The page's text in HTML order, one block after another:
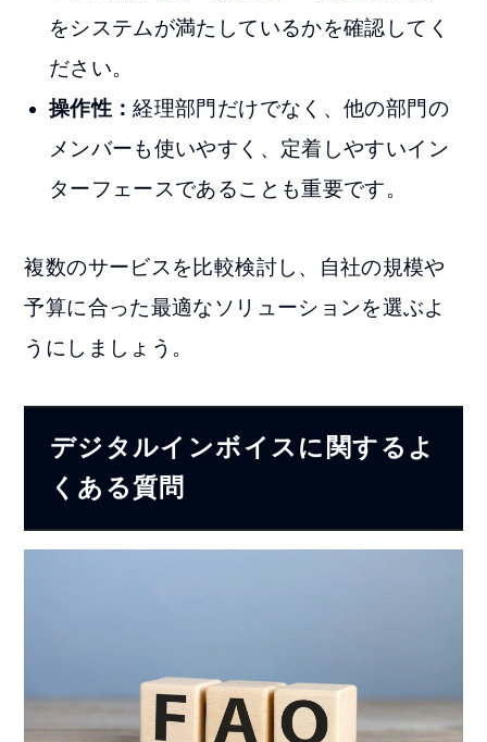
をシステムが満たしているかを確認してく
ださい。
操作性：経理部門だけでなく、他の部門の
メンバーも使いやすく、定着しやすいイン
ターフェースであることも重要です。
複数のサービスを比較検討し、自社の規模や
予算に合った最適なソリューションを選ぶよ
うにしましょう。
デジタルインボイスに関するよ
くある質問